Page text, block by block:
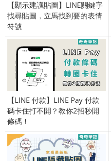
【顯示建議貼圖】LINE關鍵字
找尋貼圖，立馬找到要的表情
符號
【LINE 付款】LINE Pay 付款
碼卡住打不開？教你2招秒開
條碼！